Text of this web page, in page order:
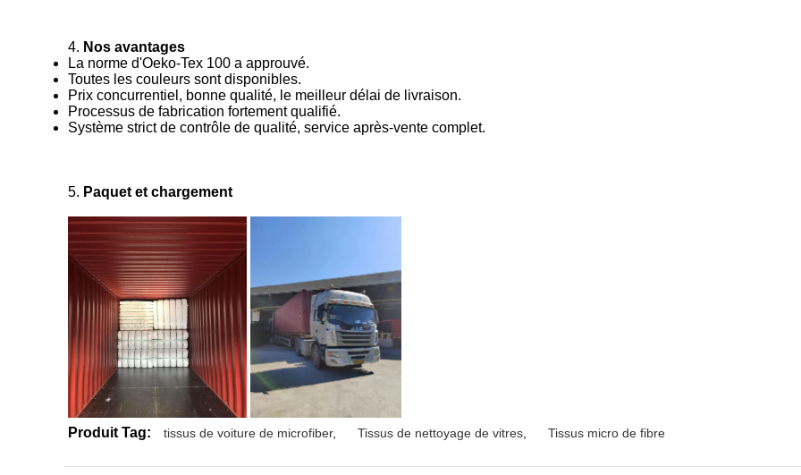
4. Nos avantages
La norme d'Oeko-Tex 100 a approuvé.
Toutes les couleurs sont disponibles.
Prix concurrentiel, bonne qualité, le meilleur délai de livraison.
Processus de fabrication fortement qualifié.
Système strict de contrôle de qualité, service après-vente complet.
5. Paquet et chargement
Produit Tag: tissus de voiture de microfiber, Tissus de nettoyage de vitres Tissus micro de fibre